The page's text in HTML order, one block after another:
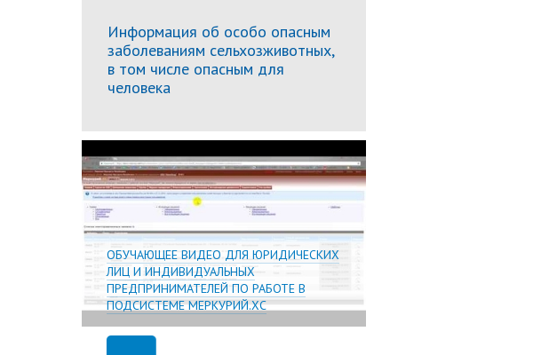
Информация об особо опасным
заболеваниям сельхозживотных,
в том числе опасным для
человека
ОБУЧАЮЩЕЕ ВИДЕО ДЛЯ ЮРИДИЧЕСКИХ
ЛИЦ И ИНДИВИДУАЛЬНЫХ
ПРЕДПРИНИМАТЕЛЕЙ ПО РАБОТЕ В
ПОДСИСТЕМЕ МЕРКУРИЙ.ХС